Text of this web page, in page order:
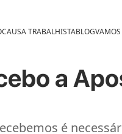
CAUSA TRABALHISTABLOG
a
é